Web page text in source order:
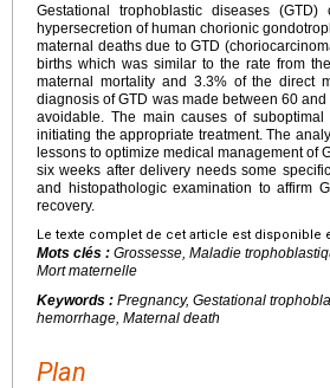
Gestational trophoblastic diseases
hypersecretion of human chorionic
maternal deaths due to GTD
births which was similar to the rate from
maternal mortality and 3.3% of the direct
diagnosis of GTD was made between 60
avoidable. The main causes of
initiating the appropriate treatment. The
lessons to optimize medical management of
six weeks after delivery needs some
and histopathologic examination to affirm
recovery.
Le texte complet de cet article est disponible
Mots clés : Grossesse, Maladie
Mort maternelle
Keywords : Pregnancy, Gestational
hemorrhage, Maternal death
Plan